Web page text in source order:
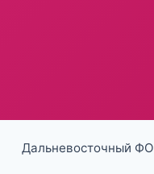
Дальневосточный ФО